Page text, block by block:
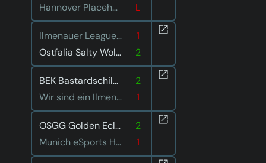
Hannover Placeholders
L
Ilmenauer Leaguen im Liegen
1
Ostfalia Salty Wolves
2
BEK Bastardschildkröten
2
Wir sind ein Ilmenauer Team
1
OSGG Golden Eclipse
2
Munich eSports Hungry Hedgehogs
1